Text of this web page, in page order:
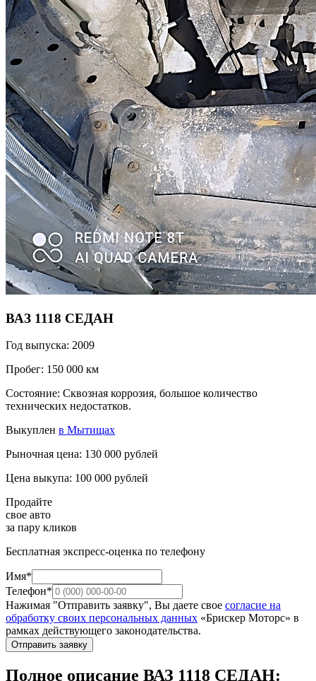
ВАЗ 1118 СЕДАН
Год выпуска: 2009
Пробег: 150 000 км
Состояние: Сквозная коррозия, большое количество
технических недостатков.
Выкуплен в Мытищах
Рыночная цена: 130 000 рублей
Цена выкупа: 100 000 рублей
Продайте
свое авто
за пару кликов
Бесплатная экспресс-оценка по телефону
Имя*
Телефон*
Нажимая "Отправить заявку", Вы даете свое согласие на
обработку своих персональных данных «Брискер Моторс» в
рамках действующего законодательства.
Отправить заявку
Полное описание ВАЗ 1118 СЕДАН: